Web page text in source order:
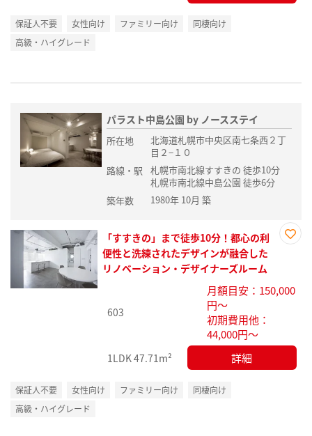
保証人不要 女性向け ファミリー向け
同棲向け
高級・ハイグレード
パラスト中島公園 by ノースステイ
所在地
北海道札幌市中央区南七条西２丁
目２−１０
路線・駅
札幌市南北線すすきの 徒歩10分
札幌市南北線中島公園 徒歩6分
築年数
1980年 10月 築
録
「すすきの」まで徒歩10分！都心の利
便性と洗練されたデザインが融合した
リノベーション・デザイナーズルーム
603
月額目安：150,000
円～
初期費用他：
44,000円～
1LDK47.71m² 詳細
保証人不要 女性向け ファミリー向け
同棲向け
高級・ハイグレード